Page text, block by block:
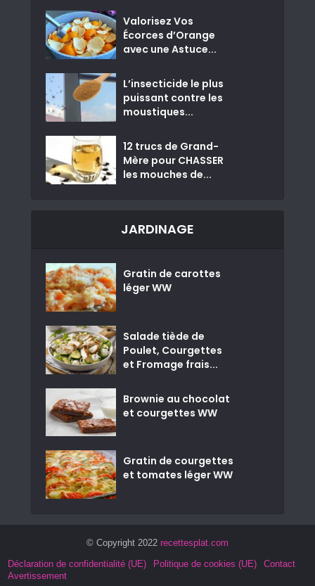
Valorisez Vos
Écorces d’Orange
avec une Astuce...
L’insecticide le plus
puissant contre les
moustiques...
12 trucs de Grand-
Mère pour CHASSER
les mouches de...
JARDINAGE
Gratin de carottes
léger WW
Salade tiède de
Poulet, Courgettes
et Fromage frais...
Brownie au chocolat
et courgettes WW
Gratin de courgettes
et tomates léger WW
© Copyright 2022 recettesplat.com
Déclaration de confidentialité (UE)
Politique de cookies (UE)
Contact
Avertissement